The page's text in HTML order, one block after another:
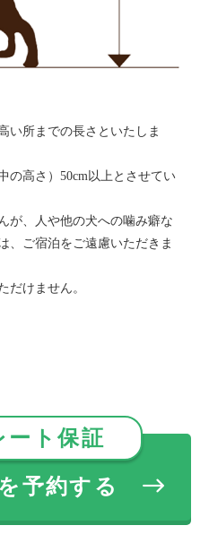
い所までの長さといたしま
の高さ）50cm以上とさせてい
が、人や他の犬への噛み癖な
、ご宿泊をご遠慮いただきま
だけません。
ート保証
予約する